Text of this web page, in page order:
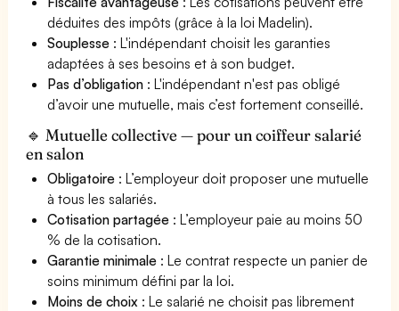
déduites des impôts (grâce à la loi Madelin).
Souplesse : L'indépendant choisit les garanties
adaptées à ses besoins et à son budget.
Pas d’obligation : L'indépendant n'est pas obligé
d’avoir une mutuelle, mais c’est fortement conseillé.
🔹 Mutuelle collective — pour un coiffeur salarié
en salon
Obligatoire : L’employeur doit proposer une mutuelle
à tous les salariés.
Cotisation partagée : L’employeur paie au moins 50
% de la cotisation.
Garantie minimale : Le contrat respecte un panier de
soins minimum défini par la loi.
Moins de choix : Le salarié ne choisit pas librement